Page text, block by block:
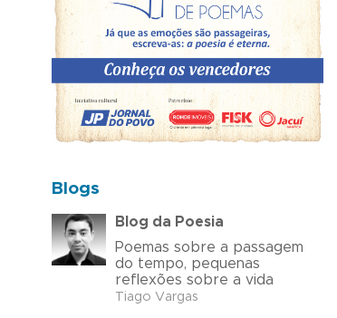
Blogs
Blog da Poesia
Poemas sobre a passagem
do tempo, pequenas
reflexões sobre a vida
Tiago Vargas